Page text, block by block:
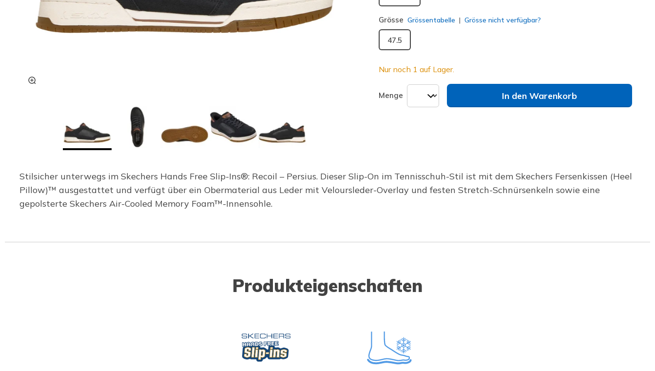
Grösse Grössentabelle Grösse nicht verfügbar?
47.5
Nur noch 1 auf Lager.
Menge In den Warenkorb
Stilsicher unterwegs im Skechers Hands Free Slip-Ins®: Recoil – Persius. Dieser Slip-On im Tennisschuh-Stil ist mit dem Skechers Fersenkissen (Heel
Pillow)™ ausgestattet und verfügt über ein Obermaterial aus Leder mit Veloursleder-Overlay und festen Stretch-Schnürsenkeln sowie eine
gepolsterte Skechers Air-Cooled Memory Foam™-Innensohle.
Produkteigenschaften